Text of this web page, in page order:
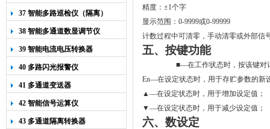
37 智能多路巡检仪（隔离）
38 智能多通道数显调节仪
39 智能电流电压转换器
40 多路闪光报警仪
41 多通道变送器
42 智能信号运算仪
43 多通道隔离转换器
精度：±1个字
显示范围：0-9999或0-99999
计数过程中可清零，手动清零或外部信
五、按键功能
■—在工作状态时，按该键对
En—在设定状态时，用于存贮参数的新
▲—在设定状态时，用于增加设定值；
▼—在设定状态时，用于减少设定值；
六、 数设定